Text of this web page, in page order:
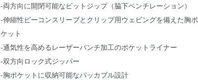
-両方向に開閉可能なピットジップ（脇下ベンチレーション）
-伸縮性ビーコンスリーブとクリップ用ウェビングを備えた胸ポ
ケット
-通気性を高めるレーザーパンチ加工のポケットライナー
-双方向ロック式ジッパー
-胸ポケットに収納可能なパッカブル設計